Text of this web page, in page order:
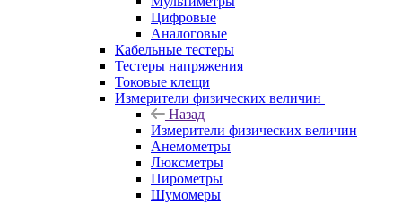
Цифровые
Аналоговые
Кабельные тестеры
Тестеры напряжения
Токовые клещи
Измерители физических величин
Назад
Измерители физических величин
Анемометры
Люксметры
Пирометры
Шумомеры